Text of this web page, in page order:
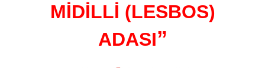
MİDİLLİ (LESBOS)
ADASI”